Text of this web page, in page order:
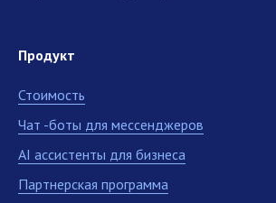
Чат -боты для мессенджеров
AI ассистенты для бизнеса
Стоимость
Продукт
Партнерская программа